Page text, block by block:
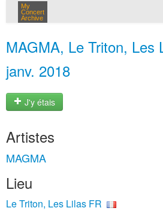
My
Concert
Archive
MAGMA, Le Triton, Les
janv. 2018
J'y étais
Artistes
MAGMA
Lieu
Le Triton, Les Lilas FR